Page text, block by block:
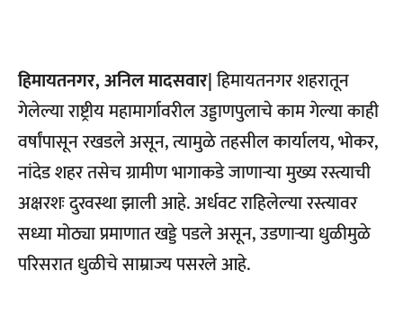
हिमायतनगर, अनिल मादसवार|हिमायतनगर शहरातून
गेलेल्या राष्ट्रीय महामार्गावरील उड्डाणपुलाचे काम गेल्या काही
वर्षांपासून रखडले असून, त्यामुळे तहसील कार्यालय, भोकर,
नांदेड शहर तसेच ग्रामीण भागाकडे जाणाऱ्या मुख्य रस्त्याची
अक्षरशः दुरवस्था झाली आहे. अर्धवट राहिलेल्या रस्त्यावर
सध्या मोठ्या प्रमाणात खड्डे पडले असून, उडणाऱ्या धुळीमुळे
परिसरात धुळीचे साम्राज्य पसरले आहे.